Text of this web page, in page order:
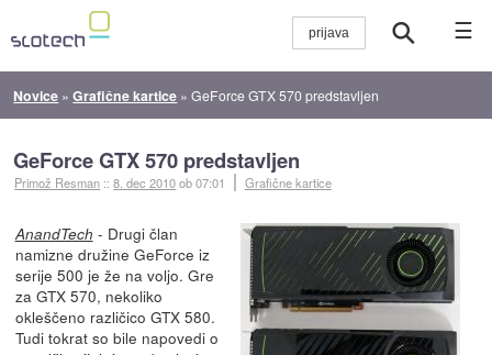
☰
Novice »Grafične kartice »GeForce GTX 570 predstavljen
GeForce GTX 570 predstavljen
Primož Resman ::8. dec 2010ob 07:01 Grafične kartice
AnandTech - Drugi član
namizne družine GeForce iz
serije 500 je že na voljo. Gre
za GTX 570, nekoliko
okleščeno različico GTX 580.
Tudi tokrat so bile napovedi o